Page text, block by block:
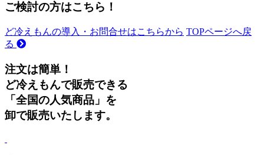
ご検討の方はこちら！
ど冷えもんの導入・お問合せはこちらから TOPページへ戻
る
注文は簡単！
ど冷えもんで販売できる
「全国の人気商品」を
卸で販売いたします。